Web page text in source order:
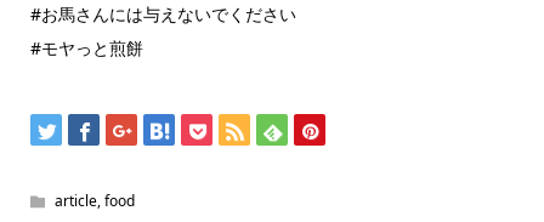
#お馬さんには与えないでください
#モヤっと煎餅
article,food